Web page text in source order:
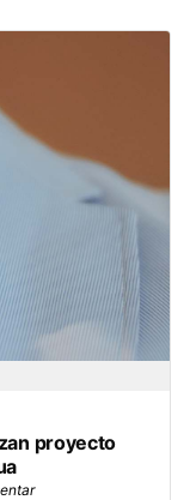
proyecto